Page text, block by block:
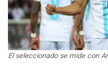
TEXANS
COLTS
HEAT
MAGIC
El seleccionado se mide con